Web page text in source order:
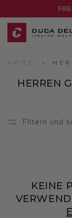
INHALT
HOME
HERREN
Filtern und
KEINE